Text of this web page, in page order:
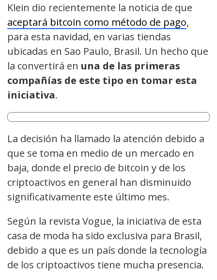
Klein dio recientemente la noticia de que
aceptará bitcoin como método de pago,
para esta navidad, en varias tiendas
ubicadas en Sao Paulo, Brasil. Un hecho que
la convertirá en una de las primeras
compañías de este tipo en tomar esta
iniciativa.
La decisión ha llamado la atención debido a
que se toma en medio de un mercado en
baja, donde el precio de bitcoin y de los
criptoactivos en general han disminuido
significativamente este último mes.
Según la revista Vogue, la iniciativa de esta
casa de moda ha sido exclusiva para Brasil,
debido a que es un país donde la tecnología
de los criptoactivos tiene mucha presencia.